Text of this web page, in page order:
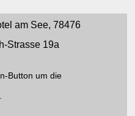
am See, 78476
Strasse 19a
Button um die